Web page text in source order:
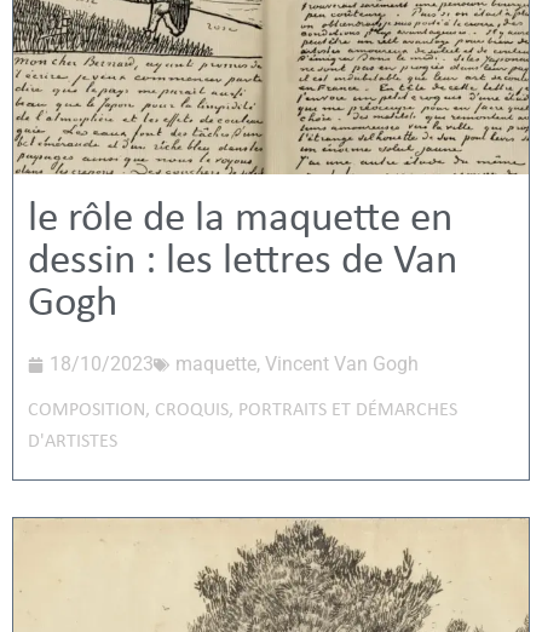
le rôle de la maquette en
dessin : les lettres de Van
Gogh
18/10/2023 maquette, Vincent Van Gogh
COMPOSITION, CROQUIS, PORTRAITS ET DÉMARCHES
D'ARTISTES